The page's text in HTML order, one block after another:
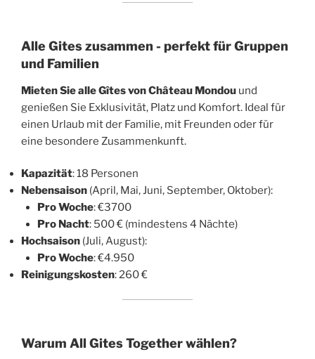
Alle Gites zusammen - perfekt für Gruppen
und Familien
Mieten Sie alle Gîtes von Château Mondou und
genießen Sie Exklusivität, Platz und Komfort. Ideal für
einen Urlaub mit der Familie, mit Freunden oder für
eine besondere Zusammenkunft.
Kapazität: 18 Personen
Nebensaison (April, Mai, Juni, September, Oktober):
Pro Woche: €3700
Pro Nacht: 500 € (mindestens 4 Nächte)
Hochsaison (Juli, August):
Pro Woche: €4.950
Reinigungskosten: 260 €
Warum All Gites Together wählen?